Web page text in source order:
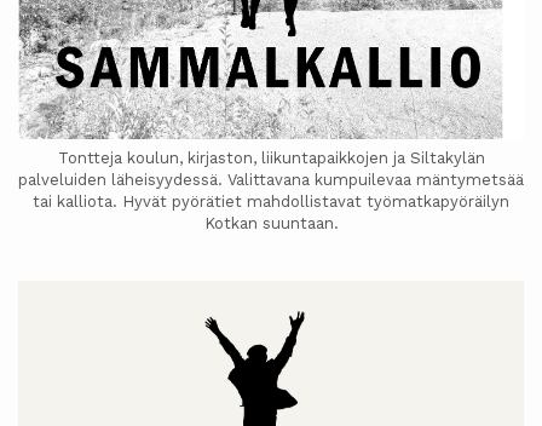
Tontteja koulun, kirjaston, liikuntapaikkojen ja Siltakylän
palveluiden läheisyydessä. Valittavana kumpuilevaa mäntymetsää
tai kalliota. Hyvät pyörätiet mahdollistavat työmatkapyöräilyn
Kotkan suuntaan.